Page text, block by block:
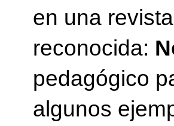
en una
reconocida:
pedagógico
algunos